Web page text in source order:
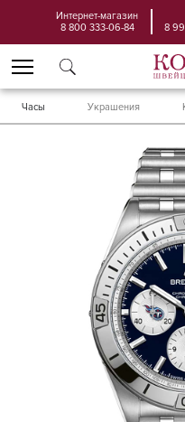
Интернет-магазин
8 800 333-06-84
8
Часы Украшения